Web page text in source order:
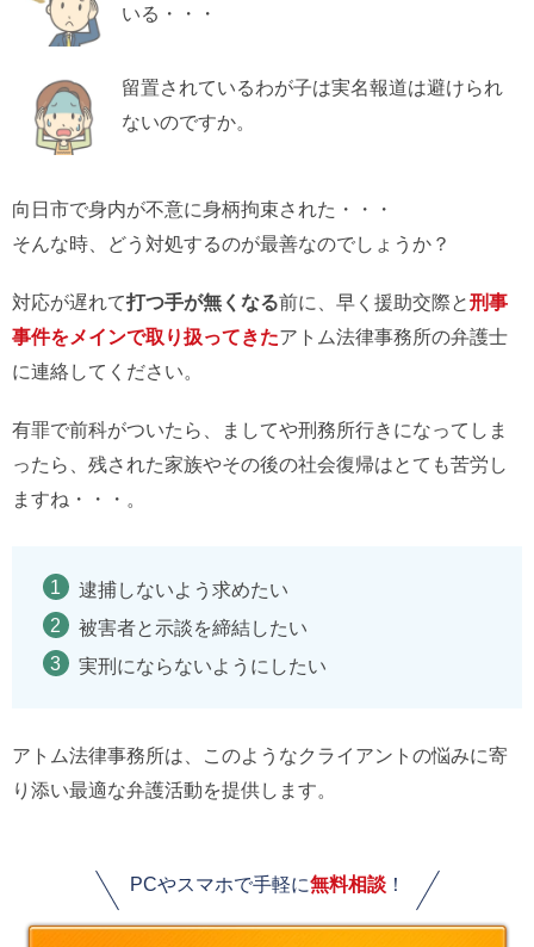
いる・・・
留置されているわが子は実名報道は避けられ
ないのですか。
向日市で身内が不意に身柄拘束された・・・
そんな時、どう対処するのが最善なのでしょうか？
対応が遅れて打つ手が無くなる前に、早く援助交際と刑事
事件をメインで取り扱ってきたアトム法律事務所の弁護士
に連絡してください。
有罪で前科がついたら、ましてや刑務所行きになってしま
ったら、残された家族やその後の社会復帰はとても苦労し
ますね・・・。
逮捕しないよう求めたい
被害者と示談を締結したい
実刑にならないようにしたい
アトム法律事務所は、このようなクライアントの悩みに寄
り添い最適な弁護活動を提供します。
PCやスマホで手軽に無料相談！